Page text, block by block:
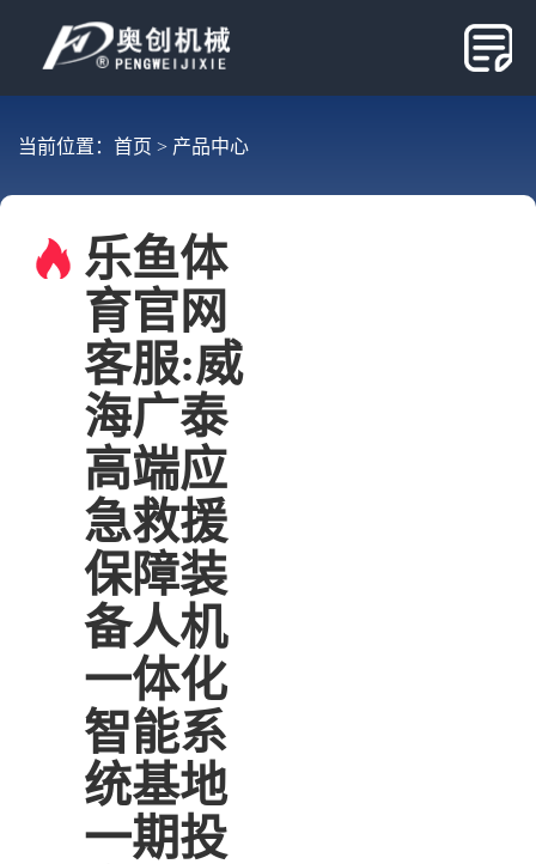
当前位置： 首页 > 产品中心
乐鱼体
育官网
客服:威
海广泰
高端应
急救援
保障装
备人机
一体化
智能系
统基地
一期投